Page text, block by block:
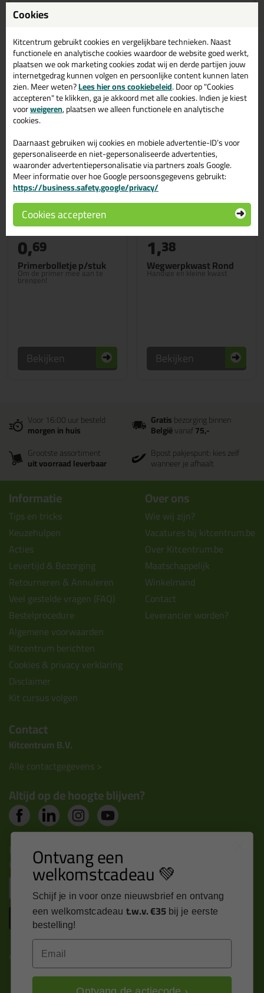
Ook een review schrijven?
Gerelateerde producten
Primerbolletje p/stuk
Om de primer mee aan te
brengen!
0,69
Bekijken
Wegwerpkwast Rond
Handige en kleine kwast
1,38
Bekijken
Voor 16:00 uur besteld
morgen in huis
Gratisbezorging binnen
Belgiëvanaf75,-
Grootste assortiment
uit voorraad leverbaar
Bpost pakjespunt: kies zelf
wanneer je afhaalt
Informatie
Tips en tricks
Keuzehulpen
Acties
Levertijd & Bezorging
Retourneren & Annuleren
Veel gestelde vragen (FAQ)
Bestelprocedure
Algemene voorwaarden
Kitcentrum berichten
Cookies & privacy verklaring
Disclaimer
Kit cursus volgen
Over ons
Wie wij zijn?
Vacatures bij kitcentrum.be
Over Kitcentrum.be
Maatschappelijk
Winkelmand
Contact
Leverancier worden?
Contact
Kitcentrum B.V.
Alle contactgegevens >
Altijd op de hoogte blijven?
Nieuws, tips en exclusieve deals rechtstreeks in je
inbox
Inschrijven
Kitcentrum is trots op:
Cookies
Kitcentrum gebruikt cookies en vergelijkbare technieken. Naast
functionele en analytische cookies waardoor de website goed werkt,
plaatsen we ook marketing cookies zodat wij en derde partijen jouw
internetgedrag kunnen volgen en persoonlijke content kunnen laten
zien. Meer weten?Lees hier ons cookiebeleid. Door op "Cookies
accepteren" te klikken, ga je akkoord met alle cookies. Indien je kiest
voorweigeren, plaatsen we alleen functionele en analytische
cookies.
Daarnaast gebruiken wij cookies en mobiele advertentie-ID’s voor
gepersonaliseerde en niet-gepersonaliseerde advertenties,
waaronder advertentiepersonalisatie via partners zoals Google.
Meer informatie over hoe Google persoonsgegevens gebruikt:
https://business.safety.google/privacy/
Cookies accepteren
Ontvang een
welkomstcadeau 💚
Schijf je in voor onze nieuwsbrief en ontvang
een welkomstcadeau t.w.v. €35 bij je eerste
bestelling!
Email